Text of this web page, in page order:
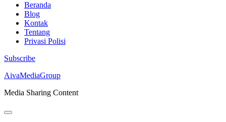
Beranda
Blog
Kontak
Tentang
Privasi Polisi
Subscribe
Lompat
konten
Enter)
AivaMediaGroup
Media Sharing Content